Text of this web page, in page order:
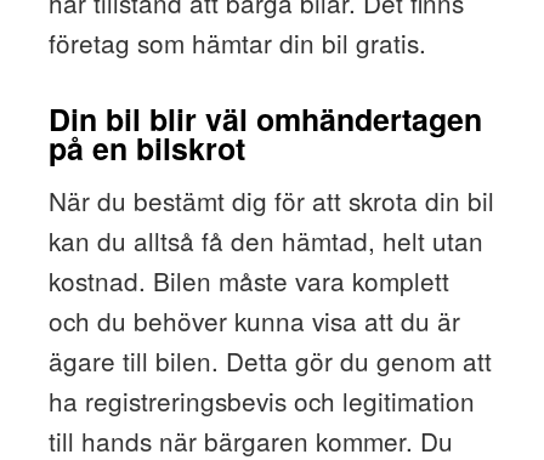
företag som hämtar din bil gratis.
Din bil blir väl omhändertagen
på en bilskrot
När du bestämt dig för att skrota din bil
kan du alltså få den hämtad, helt utan
kostnad. Bilen måste vara komplett
och du behöver kunna visa att du är
ägare till bilen. Detta gör du genom att
ha registreringsbevis och legitimation
till hands när bärgaren kommer. Du